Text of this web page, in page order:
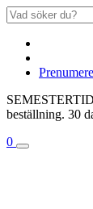
beställning. 30
0